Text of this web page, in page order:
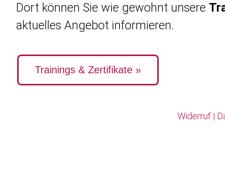
Dort können Sie wie gewohnt unsere
aktuelles Angebot informieren.
Trainings & Zertifikate »
Widerruf |